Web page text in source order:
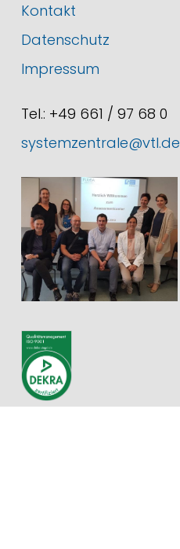
Kontakt
Datenschutz
Impressum
Tel.: +49 661 / 97 68 0
systemzentrale@vtl.de